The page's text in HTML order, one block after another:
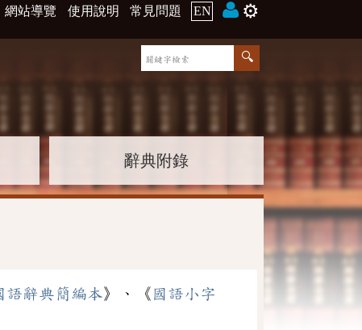
網站導覽 使用說明 常見問題 EN ⚙️
辭典附錄
語辭典簡編本》、《 國語小字